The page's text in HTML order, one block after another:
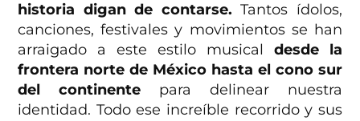
historia digan de contarse. Tantos ídolos,
canciones, festivales y movimientos se han
arraigado a este estilo musical desde la
frontera norte de México hasta el cono sur
del continente para delinear nuestra
identidad. Todo ese increíble recorrido y sus